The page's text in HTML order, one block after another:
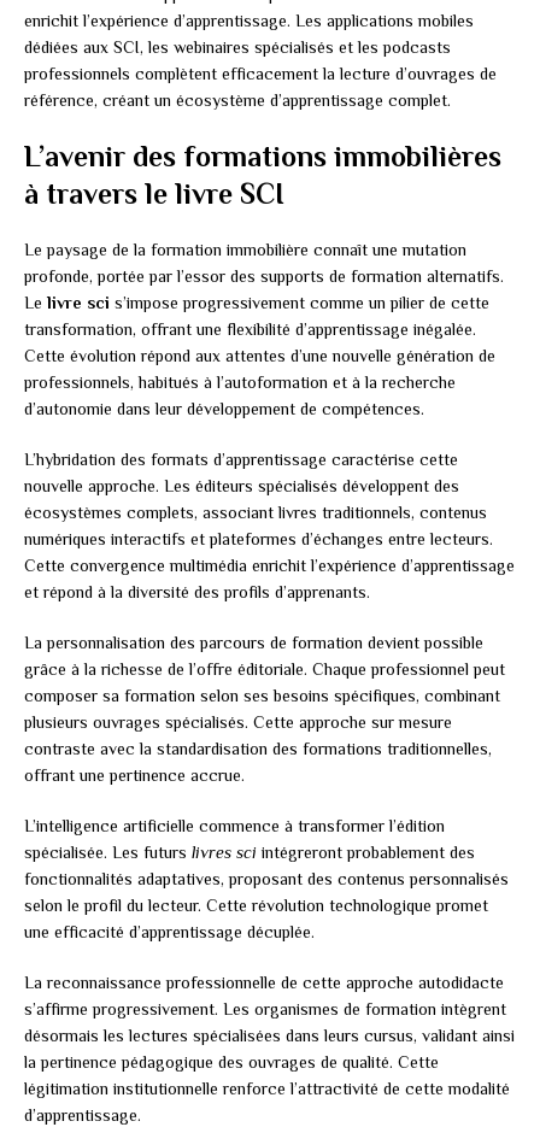
enrichit l’expérience d’apprentissage. Les applications mobiles
dédiées aux SCI, les webinaires spécialisés et les podcasts
professionnels complètent efficacement la lecture d’ouvrages de
référence, créant un écosystème d’apprentissage complet.
L’avenir des formations immobilières
à travers le livre SCI
Le paysage de la formation immobilière connaît une mutation
profonde, portée par l’essor des supports de formation alternatifs.
Le livre sci s’impose progressivement comme un pilier de cette
transformation, offrant une flexibilité d’apprentissage inégalée.
Cette évolution répond aux attentes d’une nouvelle génération de
professionnels, habitués à l’autoformation et à la recherche
d’autonomie dans leur développement de compétences.
L’hybridation des formats d’apprentissage caractérise cette
nouvelle approche. Les éditeurs spécialisés développent des
écosystèmes complets, associant livres traditionnels, contenus
numériques interactifs et plateformes d’échanges entre lecteurs.
Cette convergence multimédia enrichit l’expérience d’apprentissage
et répond à la diversité des profils d’apprenants.
La personnalisation des parcours de formation devient possible
grâce à la richesse de l’offre éditoriale. Chaque professionnel peut
composer sa formation selon ses besoins spécifiques, combinant
plusieurs ouvrages spécialisés. Cette approche sur mesure
contraste avec la standardisation des formations traditionnelles,
offrant une pertinence accrue.
L’intelligence artificielle commence à transformer l’édition
spécialisée. Les futurs livres sci intégreront probablement des
fonctionnalités adaptatives, proposant des contenus personnalisés
selon le profil du lecteur. Cette révolution technologique promet
une efficacité d’apprentissage décuplée.
La reconnaissance professionnelle de cette approche autodidacte
s’affirme progressivement. Les organismes de formation intègrent
désormais les lectures spécialisées dans leurs cursus, validant ainsi
la pertinence pédagogique des ouvrages de qualité. Cette
légitimation institutionnelle renforce l’attractivité de cette modalité
d’apprentissage.